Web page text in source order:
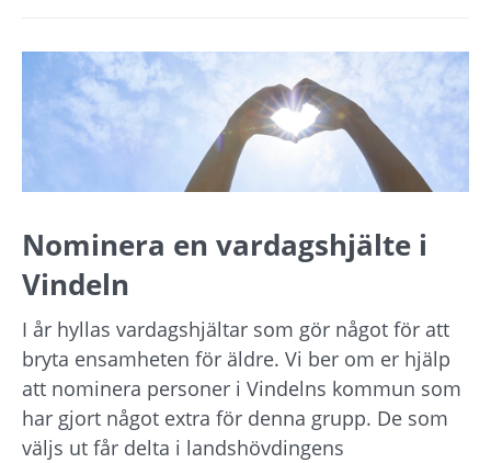
Nominera en vardagshjälte i
Vindeln
I år hyllas vardagshjältar som gör något för att
bryta ensamheten för äldre. Vi ber om er hjälp
att nominera personer i Vindelns kommun som
har gjort något extra för denna grupp. De som
väljs ut får delta i landshövdingens